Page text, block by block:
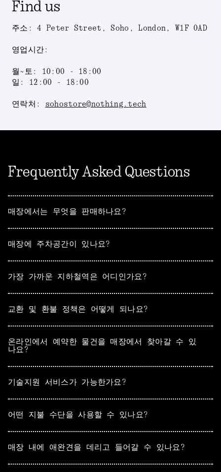
Find us
주소: 4 Peter Street, Soho, London, W1F 0AD
영업시간:
월~토: 10:00 - 18:00
일: 12:00 - 18:00
연락처: sohostore@nothing.tech
Frequently Asked Questions
매장에서는 무엇을 판매하나요?
매장에 주차공간이 있나요?
가장 가까운 지하철역은 어디인가요?
교환 및 환불 정책은 어떻게 되나요?
온라인에서 예약한 물건을 매장에서 찾아갈 수 있
나요?
기술지원 서비스가 가능한가요?
어떤 지불 수단을 사용할 수 있나요?
매장 내에 애완견을 데리고 들어갈 수 있나요?